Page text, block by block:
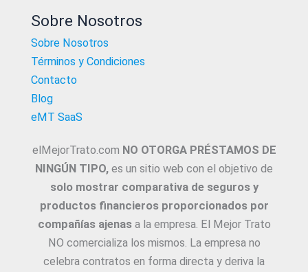
Sobre Nosotros
Sobre Nosotros
Términos y Condiciones
Contacto
Blog
eMT SaaS
elMejorTrato.com NO OTORGA PRÉSTAMOS DE
NINGÚN TIPO, es un sitio web con el objetivo de
solo mostrar comparativa de seguros y
productos financieros proporcionados por
compañías ajenasa la empresa. El Mejor Trato
NO comercializa los mismos. La empresa no
celebra contratos en forma directa y deriva la